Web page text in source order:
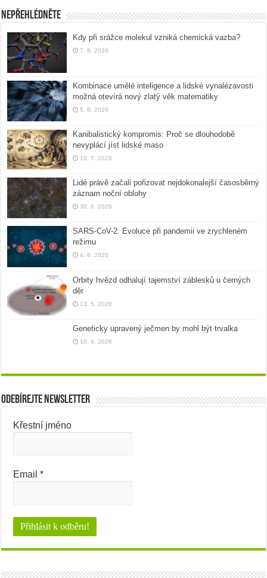
Nepřehlédněte
Kdy při srážce molekul vzniká chemická vazba?
7. 8. 2026
Kombinace umělé inteligence a lidské vynalézavosti
možná otevírá nový zlatý věk matematiky
5. 8. 2026
Kanibalistický kompromis: Proč se dlouhodobě
nevyplácí jíst lidské maso
10. 7. 2026
Lidé právě začali pořizovat nejdokonalejší časosběrný
záznam noční oblohy
30. 6. 2026
SARS-CoV-2: Evoluce při pandemii ve zrychleném
režimu
4. 6. 2026
Orbity hvězd odhalují tajemství záblesků u černých
děr
13. 5. 2026
Geneticky upravený ječmen by mohl být trvalka
10. 4. 2026
Odebírejte newsletter
Křestní jméno
Email*